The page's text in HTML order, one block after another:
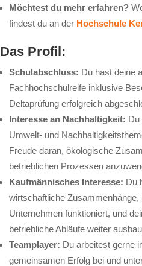
Möchtest du mehr erfahren?
findest du an der Hochschule
Das Profil:
Schulabschluss: Du hast deine
Fachhochschulreife inklusive
Deltaprüfung erfolgreich
Interesse an Nachhaltigkeit: Du
Umwelt- und
Freude daran, ökologische
betrieblichen Prozessen
Kaufmännisches Interesse: Du
wirtschaftliche
Unternehmen funktioniert, und
betriebliche Abläufe weiter
Teamplayer: Du arbeitest gerne
gemeinsamen Erfolg bei und